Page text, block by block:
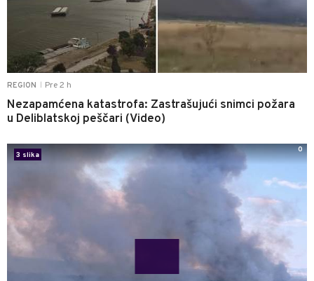
REGION Pre 2 h
Nezapamćena katastrofa: Zastrašujući snimci požara
u Deliblatskoj peščari (Video)
3 slika
0